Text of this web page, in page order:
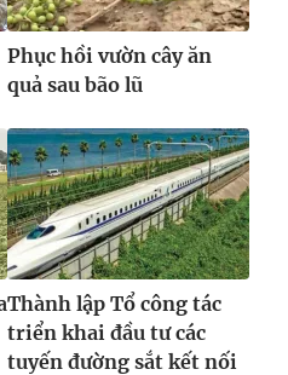
Phục hồi vườn cây ăn
quả sau bão lũ
Thành lập Tổ công tác
triển khai đầu tư các
tuyến đường sắt kết nối